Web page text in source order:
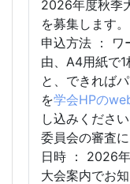
2026年度秋季
を募集します。
申込方法 ： ワ
由、A4用紙で
と、できれば
を学会HPの
し込みくださ
委員会の審査
日時 ： 2026
大会案内でお知